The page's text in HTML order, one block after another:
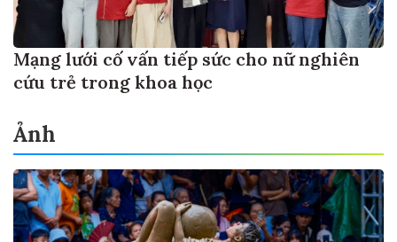
Mạng lưới cố vấn tiếp sức cho nữ nghiên
cứu trẻ trong khoa học
Ảnh